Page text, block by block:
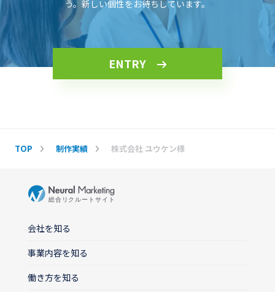
う。新しい個性をお待ちしています。
ENTRY
TOP 制作実績 株式会社 ユウケン様
会社を知る
事業内容を知る
働き方を知る